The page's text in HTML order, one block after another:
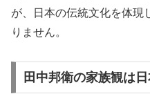
が、日本の伝統文化を体現
りません。
田中邦衛の家族観は